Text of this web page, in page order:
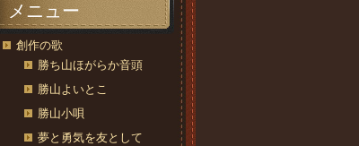
メニュー
創作の歌
勝ち山ほがらか音頭
勝山よいとこ
勝山小唄
夢と勇気を友として